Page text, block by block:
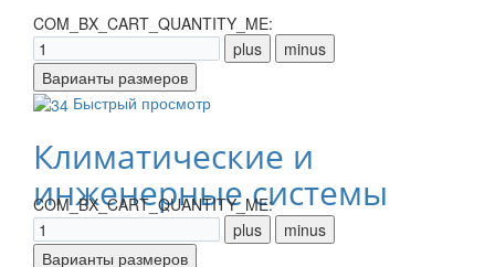
COM_BX_CART_QUANTITY_ME:
Быстрый просмотр
Климатические и
инженерные системы
COM_BX_CART_QUANTITY_ME: